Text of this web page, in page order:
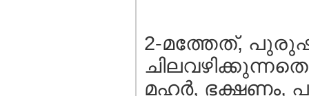
2-മത്തേത്,
മഹര്‍, ഭക്ഷണം,